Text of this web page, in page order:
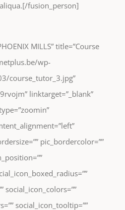
fusion_person]
MILLS” title=”Course
wp-
course_tutor_3.jpg”
linktarget=”_blank”
pic_bordercolor=””
social_icon_colors=””
social_icon_tooltip=””